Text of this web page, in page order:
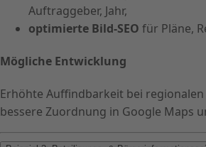
Auftraggeber, Jahr,
optimierte Bild-SEO für Pläne,
Mögliche Entwicklung
Erhöhte Auffindbarkeit bei
bessere Zuordnung in Google Maps